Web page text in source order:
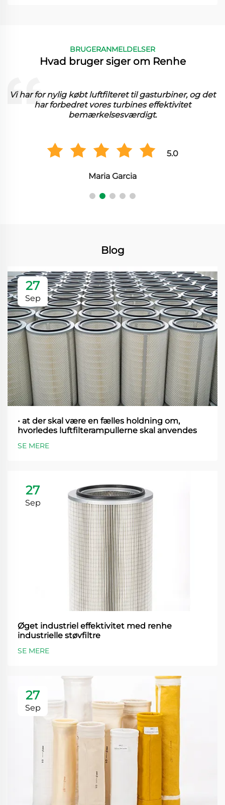
BRUGERANMELDELSER
Hvad bruger siger om Renhe
Vi har for nylig købt luftfilteret til gasturbiner, og det
har forbedret vores turbines effektivitet
bemærkelsesværdigt.
5.0
Maria Garcia
Blog
27
Sep
• at der skal være en fælles holdning om,
hvorledes luftfilterampullerne skal anvendes
SE MERE
27
Sep
Øget industriel effektivitet med renhe
industrielle støvfiltre
SE MERE
27
Sep